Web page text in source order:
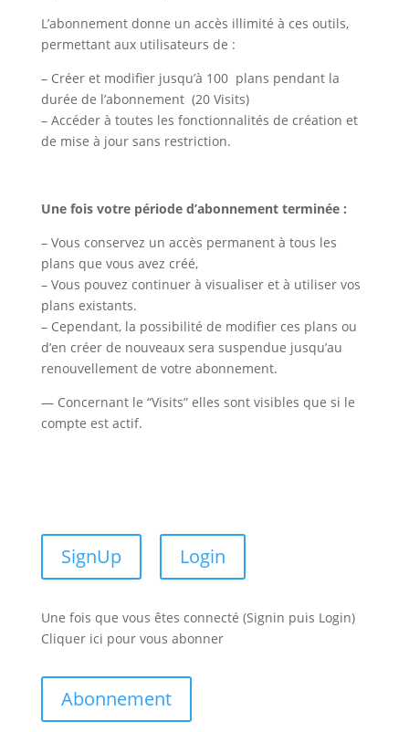
L’abonnement donne un accès illimité à ces outils,
permettant aux utilisateurs de :
– Créer et modifier jusqu’à 100 plans pendant la
durée de l’abonnement (20 Visits)
– Accéder à toutes les fonctionnalités de création et
de mise à jour sans restriction.
Une fois votre période d’abonnement terminée :
– Vous conservez un accès permanent à tous les
plans que vous avez créé,
– Vous pouvez continuer à visualiser et à utiliser vos
plans existants.
– Cependant, la possibilité de modifier ces plans ou
d’en créer de nouveaux sera suspendue jusqu’au
renouvellement de votre abonnement.
— Concernant le “Visits” elles sont visibles que si le
compte est actif.
SignUp Login
Une fois que vous êtes connecté (Signin puis Login)
Cliquer ici pour vous abonner
Abonnement